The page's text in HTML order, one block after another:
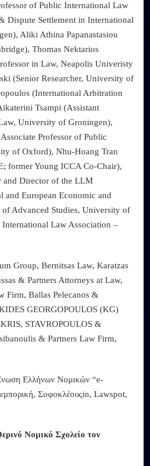
of Public International Law
Dispute Settlement in International
Aliki Athina Papanastasiou
Thomas Nektarios
in Law, Neapolis Univeristy
(Senior Researcher, University of
(International Arbitration
Tsampi (Assistant
University of Groningen),
Professor of Public
of Oxford), Nhu-Hoang Tran
former Young ICCA Co-Chair),
and Director of the LLM
and European Economic and
Advanced Studies, University of
International Law Association –
Group, Bernitsas Law, Karatzas
& Partners Attorneys at Law,
Firm, Ballas Pelecanos &
GEORGOPOULOS (KG)
STAVROPOULOS &
& Partners Law Firm,
Ελλήνων Νομικών “e-
Σοφοκλέουςin, Lawspot,
Νομικό Σχολείο τον